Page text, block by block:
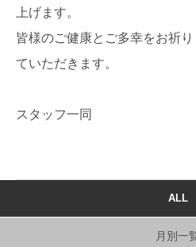
上げます。
皆様のご健康とご多幸をお祈
ていただきます。
スタッフ一同
ALL
月別一